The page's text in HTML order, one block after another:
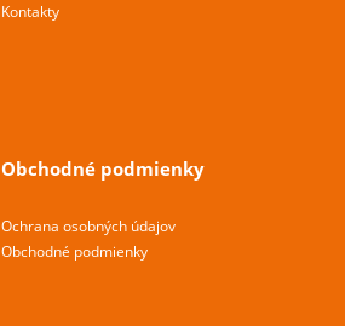
Kontakty
Obchodné podmienky
Ochrana osobných údajov
Obchodné podmienky